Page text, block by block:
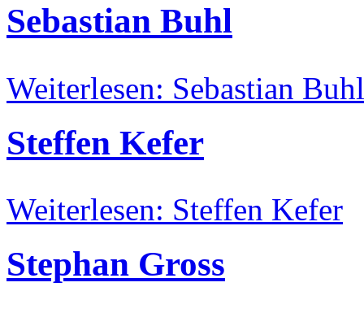
Sebastian Buhl
Weiterlesen: Sebastian Buhl
Steffen Kefer
Weiterlesen: Steffen Kefer
Stephan Gross